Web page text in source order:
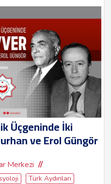
Üçgeninde İki
ve Erol Güngör
Merkezi
Türk Aydınları